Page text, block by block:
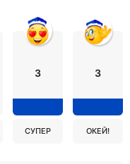
3
СУПЕР
3
ОКЕЙ!